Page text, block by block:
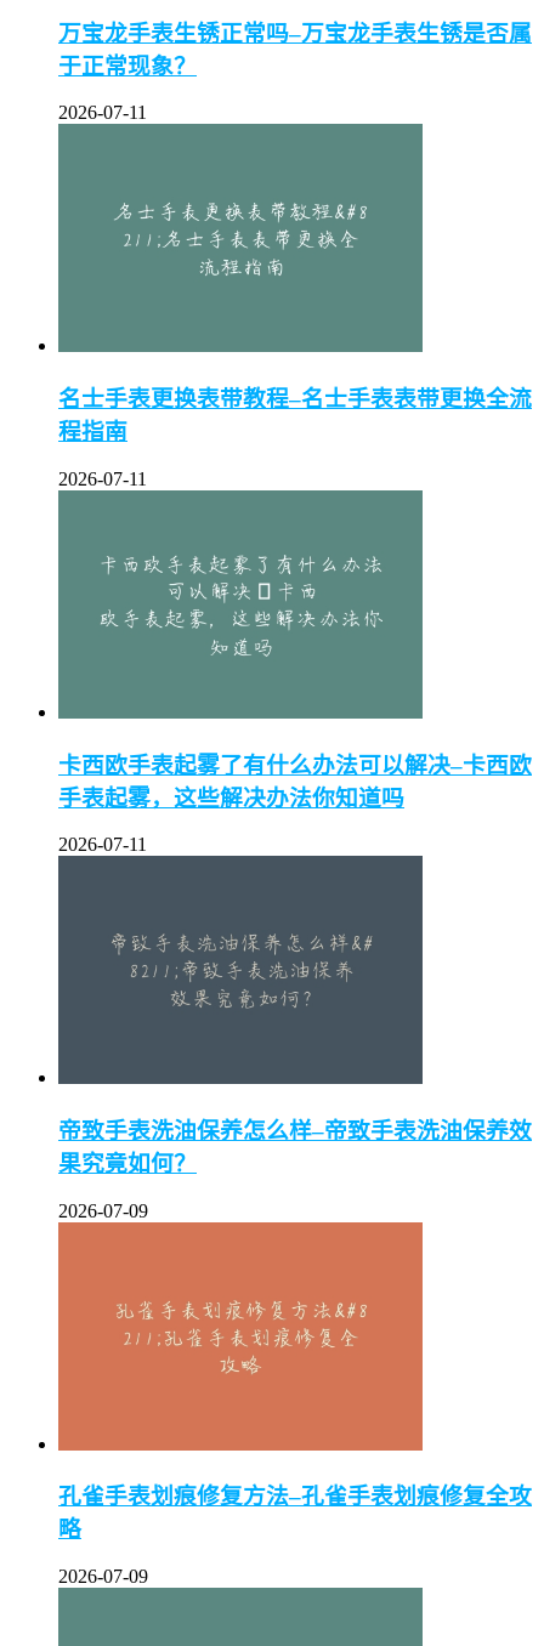
万宝龙手表生锈正常吗–万宝龙手表生锈是否属
于正常现象？
2026-07-11
名士手表更换表带教程–名士手表表带更换全流
程指南
2026-07-11
卡西欧手表起雾了有什么办法可以解决–卡西欧
手表起雾，这些解决办法你知道吗
2026-07-11
帝致手表洗油保养怎么样–帝致手表洗油保养效
果究竟如何？
2026-07-09
孔雀手表划痕修复方法–孔雀手表划痕修复全攻
略
2026-07-09